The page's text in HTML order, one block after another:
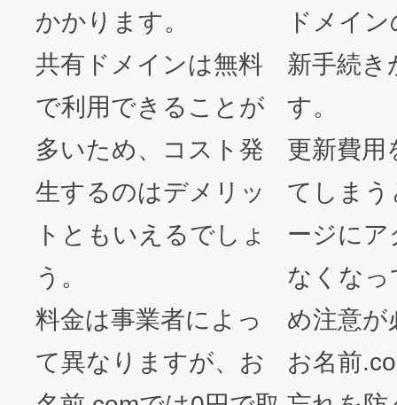
かかります。
共有ドメインは無料
で利用できることが
多いため、コスト発
生するのはデメリッ
トともいえるでしょ
う。
料金は事業者によっ
て異なりますが、お
ドメイ
新手続き
す。
更新費用
てしま
ージに
なくな
め注意が
お名前